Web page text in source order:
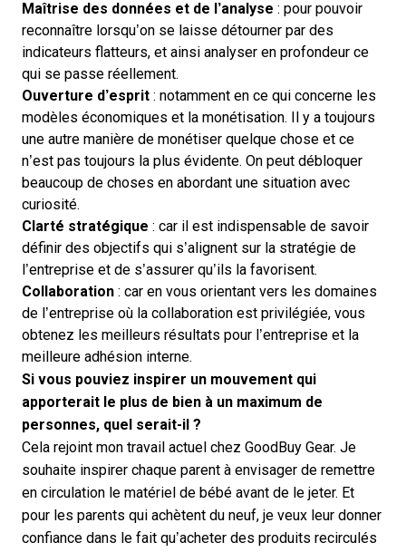
Maîtrise des données et de l’analyse : pour pouvoir
reconnaître lorsqu’on se laisse détourner par des
indicateurs flatteurs, et ainsi analyser en profondeur ce
qui se passe réellement.
Ouverture d’esprit : notamment en ce qui concerne les
modèles économiques et la monétisation. Il y a toujours
une autre manière de monétiser quelque chose et ce
n’est pas toujours la plus évidente. On peut débloquer
beaucoup de choses en abordant une situation avec
curiosité.
Clarté stratégique : car il est indispensable de savoir
définir des objectifs qui s’alignent sur la stratégie de
l’entreprise et de s’assurer qu’ils la favorisent.
Collaboration : car en vous orientant vers les domaines
de l’entreprise où la collaboration est privilégiée, vous
obtenez les meilleurs résultats pour l’entreprise et la
meilleure adhésion interne.
Si vous pouviez inspirer un mouvement qui
apporterait le plus de bien à un maximum de
personnes, quel serait-il ?
Cela rejoint mon travail actuel chez GoodBuy Gear. Je
souhaite inspirer chaque parent à envisager de remettre
en circulation le matériel de bébé avant de le jeter. Et
pour les parents qui achètent du neuf, je veux leur donner
confiance dans le fait qu’acheter des produits recirculés